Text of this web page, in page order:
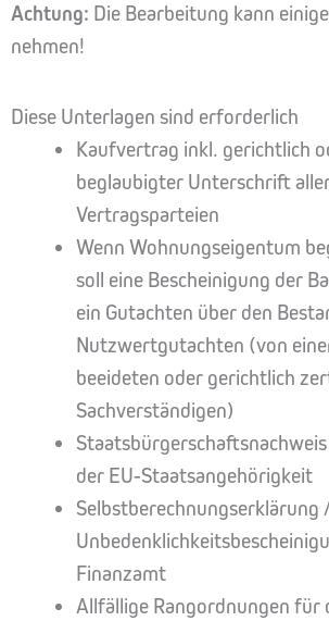
Achtung: Die Bearbeitung kann
nehmen!
Diese Unterlagen sind erforderlich
Kaufvertrag inkl. gerichtlich
beglaubigter Unterschrift
Vertragsparteien
Wenn Wohnungseigentum
soll eine Bescheinigung der
ein Gutachten über den
Nutzwertgutachten (von
beeideten oder gerichtlich
Sachverständigen)
der EU-Staatsangehörigkeit
Selbstberechnungserklärung
Finanzamt
Allfällige Rangordnungen für